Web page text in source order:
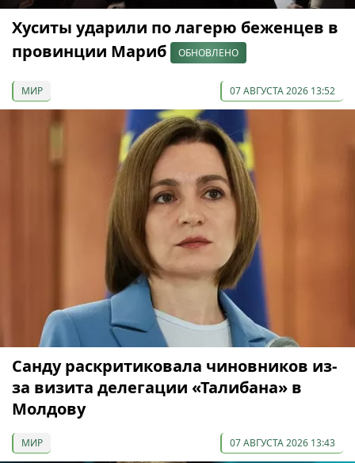
Хуситы ударили по лагерю беженцев в
провинции Мариб
ОБНОВЛЕНО
МИР 07 АВГУСТА 2026 13:52
Санду раскритиковала чиновников из-
за визита делегации «Талибана» в
Молдову
МИР 07 АВГУСТА 2026 13:43